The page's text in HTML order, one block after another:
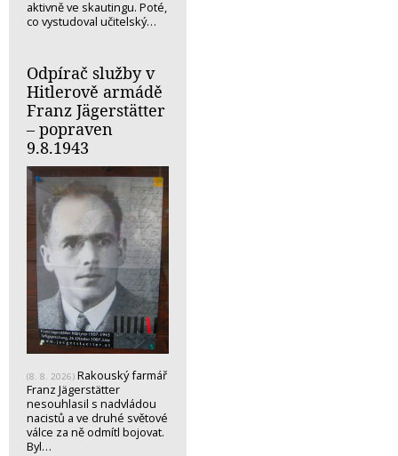
aktivně ve skautingu. Poté,
co vystudoval učitelský…
Odpírač služby v
Hitlerově armádě
Franz Jägerstätter
– popraven
9.8.1943
(8. 8. 2026) Rakouský farmář
Franz Jägerstätter
nesouhlasil s nadvládou
nacistů a ve druhé světové
válce za ně odmítl bojovat.
Byl…